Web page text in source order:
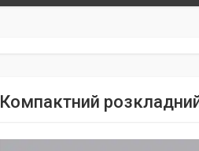
Компактний